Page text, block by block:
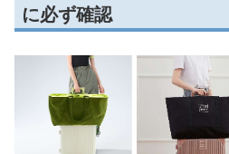
に必ず確認